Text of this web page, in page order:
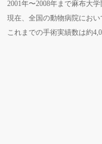
2001年〜2008年まで麻布大
現在、全国の動物病院にお
これまでの手術実績数は約